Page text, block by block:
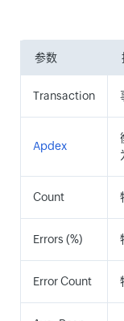
参数
Transaction
Apdex
Count
Errors (%)
Error Count